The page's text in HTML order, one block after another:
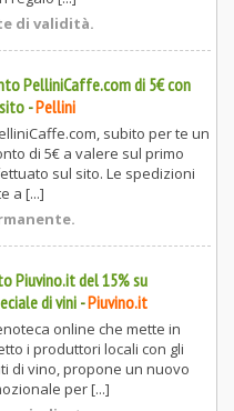
di validità.
PelliniCaffe.com di 5€ con
-Pellini
subito per te un
di 5€ a valere sul primo
sul sito. Le spedizioni
a [...]
Piuvino.it del 15% su
di vini-Piuvino.it
online che mette in
i produttori locali con gli
di vino, propone un nuovo
per [...]